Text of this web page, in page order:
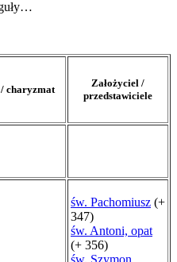
/ charyzmat
Założyciel /
przedstawiciele
św. Pachomiusz (+
347)
św. Antoni, opat
(+ 356)
św. Szymon